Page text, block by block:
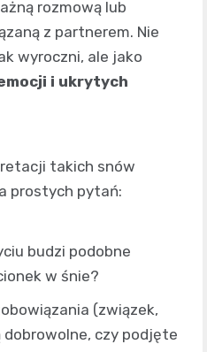
rozmową lub
z partnerem. Nie
wyroczni, ale jako
i ukrytych
takich snów
prostych pytań:
budzi podobne
w śnie?
(związek,
dobrowolne, czy podjęte